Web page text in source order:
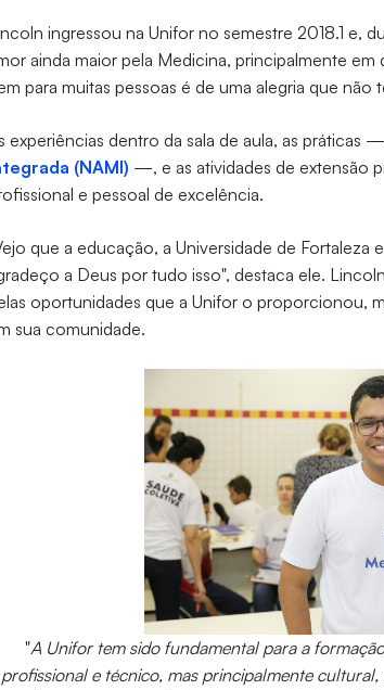
ingressou na Unifor no semestre 2018.1 e,
ainda maior pela Medicina, principalmente
para muitas pessoas é de uma alegria que não
experiências dentro da sala de aula, as práticas
(NAMI) —, e as atividades de extensão
e pessoal de excelência.
que a educação, a Universidade de Fortaleza
a Deus por tudo isso", destaca ele.
oportunidades que a Unifor o proporcionou,
sua comunidade.
"A Unifor tem sido fundamental para a
profissional e técnico, mas principalmente